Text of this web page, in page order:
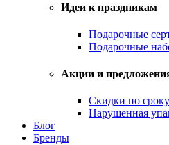
Идеи к праздникам
Подарочные
Подарочные
Акции и
Скидки по
Нарушенная
Блог
Бренды